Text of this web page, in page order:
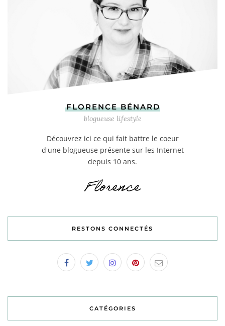
FLORENCE BÉNARD
blogueuse lifestyle
Découvrez ici ce qui fait battre le coeur
d'une blogueuse présente sur les Internet
depuis 10 ans.
RESTONS CONNECTÉS
CATÉGORIES